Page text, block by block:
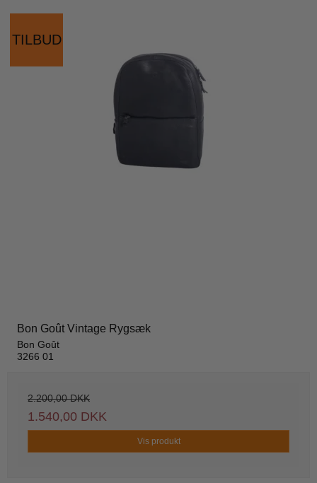
TILBUD
Bon Goût Vintage Rygsæk
Bon Goût
3266 01
2.200,00 DKK
1.540,00 DKK
Vis produkt